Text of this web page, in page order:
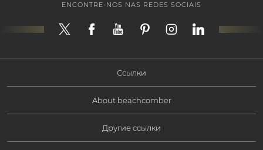
ENCONTRE-NOS NAS REDES SOCIAIS
Ссылки
Наши предложения
Тип отдыха
About beachcomber
Корпоративная информация
Другие ссылки